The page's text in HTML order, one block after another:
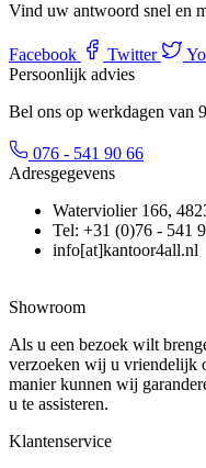
Vind uw antwoord snel en
Facebook Twitter
Persoonlijk advies
Bel ons op werkdagen van
076 - 541 90 66
Adresgegevens
Waterviolier 166,
Tel: +31 (0)76 - 541
info[at]kantoor4all.nl
Showroom
Als u een bezoek wilt
verzoeken wij u vriendelijk
manier kunnen wij
u te assisteren.
Klantenservice